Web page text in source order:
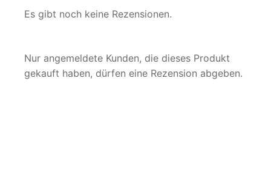
Es gibt noch keine Rezensionen.
Nur angemeldete Kunden, die dieses Produkt
gekauft haben, dürfen eine Rezension abgeben.